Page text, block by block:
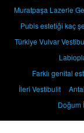
Muratpaşa Lazerle
Pubis estetiği kaç
Türkiye Vulvar
Farklı genital
İleri Vestibulit
Doğum